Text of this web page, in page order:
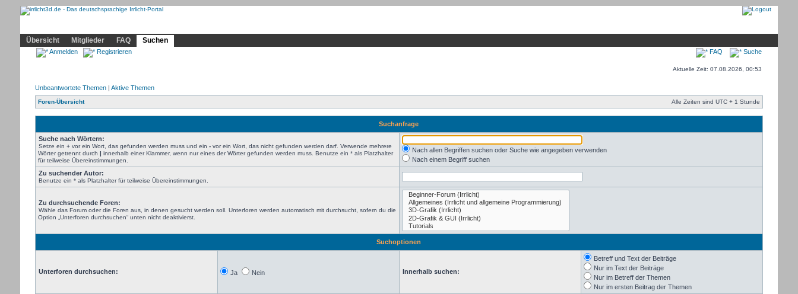
Übersicht
Mitglieder FAQ Suchen
Anmelden Registrieren FAQ Suche
Aktuelle Zeit: 07.08.2026, 00:53
Unbeantwortete Themen| Aktive Themen
Foren-Übersicht Alle Zeiten sind UTC + 1 Stunde
Suchanfrage
Suche nach Wörtern:
Setze ein +vor ein Wort, das gefunden werden muss und ein -vor ein Wort, das nicht gefunden werden darf. Verwende mehrere
Wörter getrennt durch | innerhalb einer Klammer, wenn nur eines der Wörter gefunden werden muss. Benutze ein * als Platzhalter
für teilweise Übereinstimmungen.
Nach allen Begriffen suchen oder Suche wie angegeben verwenden
Nach einem Begriff suchen
Zu suchender Autor:
Benutze ein * als Platzhalter für teilweise Übereinstimmungen.
Zu durchsuchende Foren:
Wähle das Forum oder die Foren aus, in denen gesucht werden soll. Unterforen werden automatisch mit durchsucht, sofern du die
Option „Unterforen durchsuchen“ unten nicht deaktivierst.
Suchoptionen
Unterforen durchsuchen: Ja Nein Innerhalb suchen:
Betreff und Text der Beiträge
Nur im Text der Beiträge
Nur im Betreff der Themen
Nur im ersten Beitrag der Themen